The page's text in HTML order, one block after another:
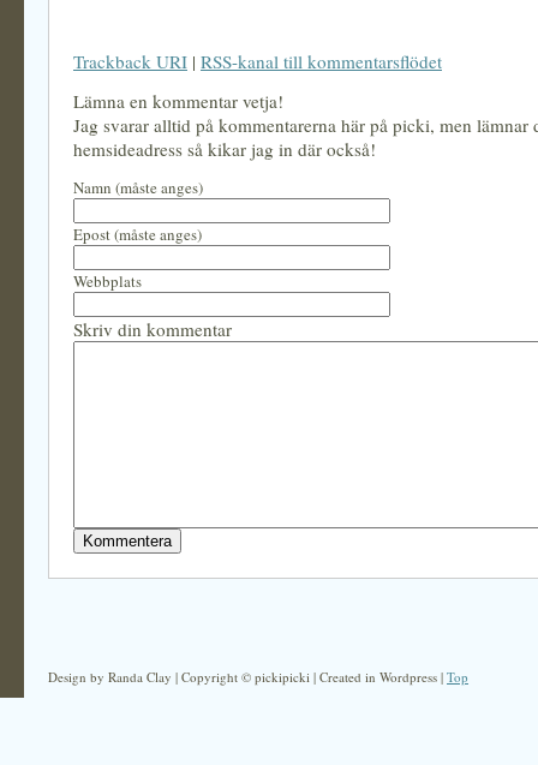
Trackback URI | RSS-kanal till kommentarsflödet
Lämna en kommentar vetja!
Jag svarar alltid på kommentarerna här på picki, men lämnar
hemsideadress så kikar jag in där också!
Namn (måste anges)
Epost (måste anges)
Webbplats
Skriv din kommentar
Design by Randa Clay | Copyright © pickipicki | Created in Wordpress | Top